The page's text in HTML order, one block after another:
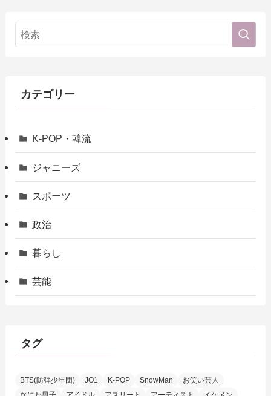
カテゴリー
K-POP・韓流
ジャニーズ
スポーツ
政治
暮らし
芸能
タグ
BTS(防弾少年団) JO1 K-POP SnowMan
お笑い芸人